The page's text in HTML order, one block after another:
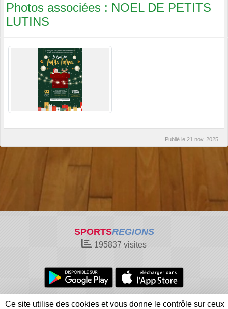
Photos associées : NOEL DE PETITS
LUTINS
Publié le 21 nov. 2025
SPORTSREGIONS
195837 visites
Charte cookies
Gestion des cookies
Ce site utilise des cookies et vous donne le contrôle sur ceux